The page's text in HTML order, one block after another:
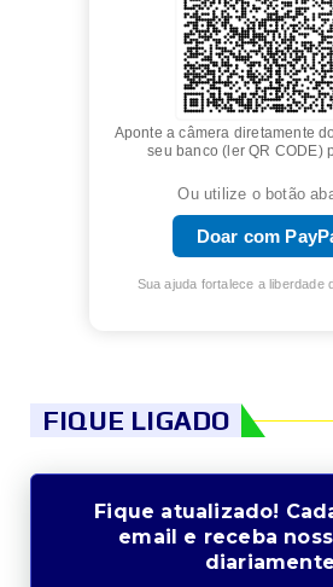
Aponte a câmera diretamente
seu banco (ler QR CODE)
Ou utilize o botão
Doar com
Sua ajuda fortalece a liberdade
FIQUE LIGADO
Fique atualizado!
email e receba
diariamente